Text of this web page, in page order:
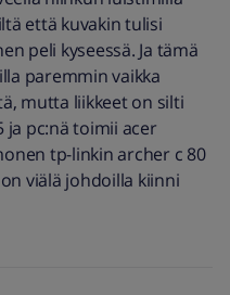
että kuvakin tulisi
peli kyseessä. Ja tämä
paremmin vaikka
mutta liikkeet on silti
ja pc:nä toimii acer
tp-linkin archer c 80
viälä johdoilla kiinni